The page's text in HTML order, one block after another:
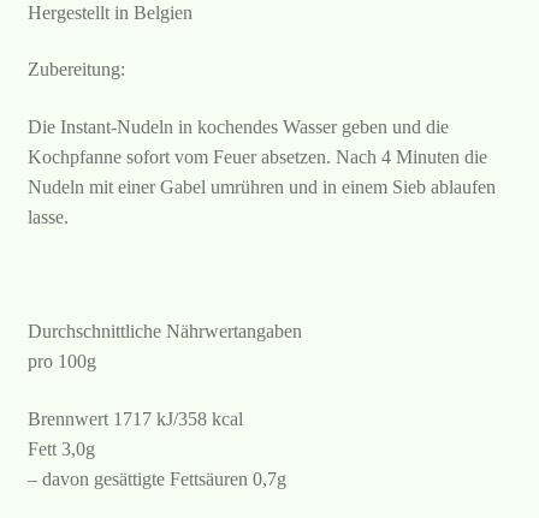
Hergestellt in Belgien
Zubereitung:
Die Instant-Nudeln in kochendes Wasser geben und die
Kochpfanne sofort vom Feuer absetzen. Nach 4 Minuten die
Nudeln mit einer Gabel umrühren und in einem Sieb ablaufen
lasse.
Durchschnittliche Nährwertangaben
pro 100g
Brennwert 1717 kJ/358 kcal
Fett 3,0g
– davon gesättigte Fettsäuren 0,7g